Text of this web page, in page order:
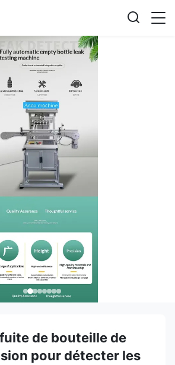
de bouteille de
pour détecter les